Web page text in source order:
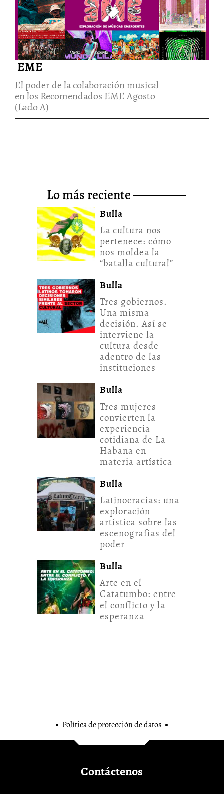
El poder de la colaboración
musical en los Recomendados
EME Agosto (Lado A)
21/Ago/2022
EME
El poder de la colaboración musical
en los Recomendados EME Agosto
(Lado A)
lo más reciente
Bulla
La cultura nos
pertenece: cómo
nos moldea la
“batalla cultural”
Bulla
Tres gobiernos.
Una misma
decisión. Así se
interviene la
cultura desde
adentro de las
instituciones
Bulla
Tres mujeres
convierten la
experiencia
cotidiana de La
Habana en
materia artística
Bulla
Latinocracias: una
exploración
artística sobre las
escenografías del
poder
Bulla
Arte en el
Catatumbo: entre
el conflicto y la
esperanza
Política de protección de datos
Contáctenos